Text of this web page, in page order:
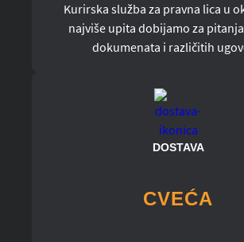
Kurirska služba za pravna lica u
najviše upita dobijamo za
dokumenata i različitih
DOSTAVA
CVEĆA